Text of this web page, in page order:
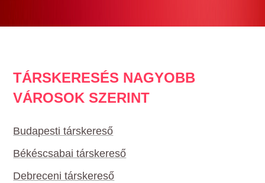
TÁRSKERESÉS NAGYOBB
VÁROSOK SZERINT
Budapesti társkereső
Békéscsabai társkereső
Debreceni társkereső